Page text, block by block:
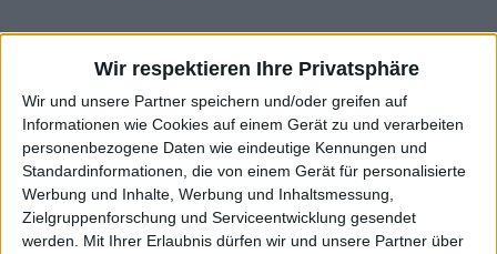
Wir respektieren Ihre Privatsphäre
Wir und unsere Partner speichern und/oder greifen auf
Informationen wie Cookies auf einem Gerät zu und verarbeiten
personenbezogene Daten wie eindeutige Kennungen und
Standardinformationen, die von einem Gerät für personalisierte
Werbung und Inhalte, Werbung und Inhaltsmessung,
Zielgruppenforschung und Serviceentwicklung gesendet
werden.
Mit Ihrer Erlaubnis dürfen wir und unsere Partner über
Select Company
Ströer (XETR:SAX)
ISIN:
DE0007493991
WKN:
749399